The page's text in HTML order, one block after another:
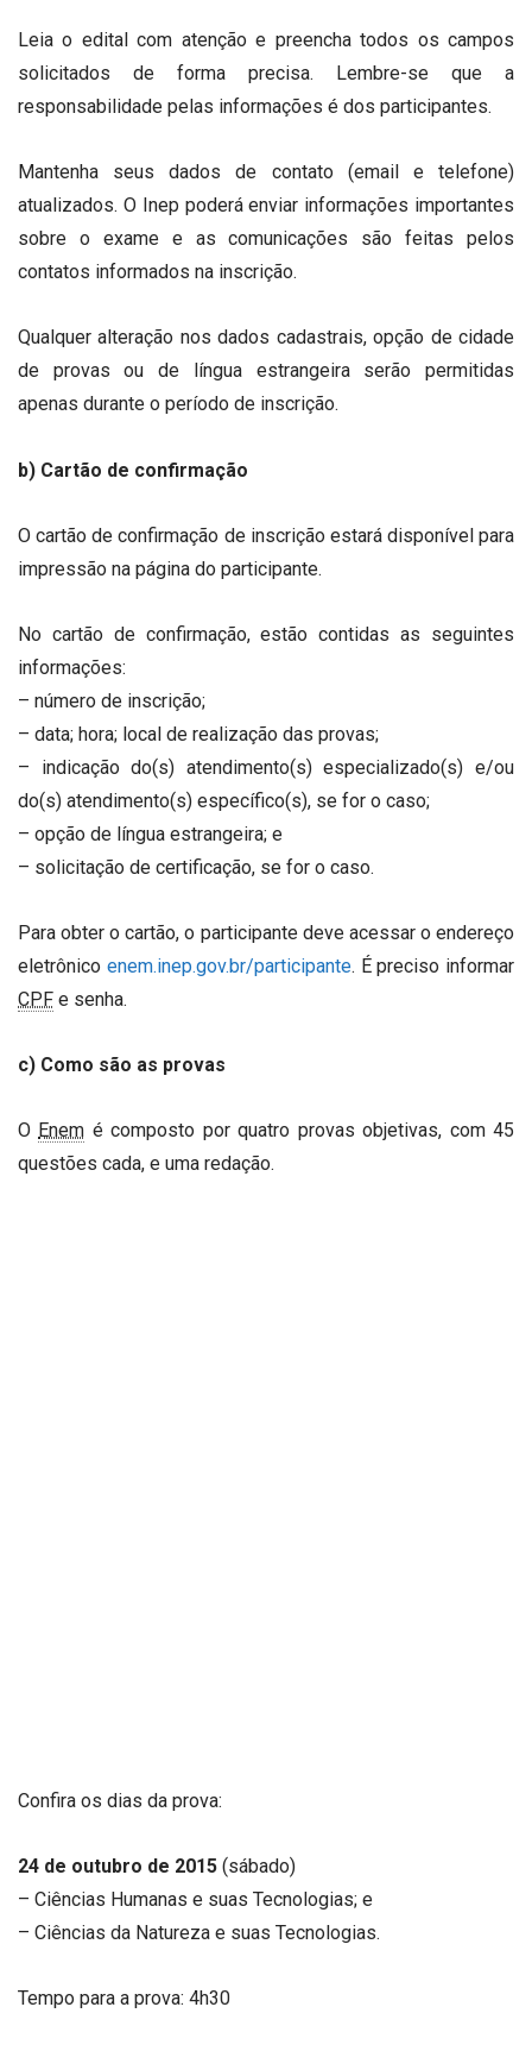
Leia o edital com atenção e preencha todos os campos
solicitados de forma precisa. Lembre-se que a
responsabilidade pelas informações é dos participantes.
Mantenha seus dados de contato (email e telefone)
atualizados. O Inep poderá enviar informações importantes
sobre o exame e as comunicações são feitas pelos
contatos informados na inscrição.
Qualquer alteração nos dados cadastrais, opção de cidade
de provas ou de língua estrangeira serão permitidas
apenas durante o período de inscrição.
b) Cartão de confirmação
O cartão de confirmação de inscrição estará disponível para
impressão na página do participante.
No cartão de confirmação, estão contidas as seguintes
informações:
– número de inscrição;
– data; hora; local de realização das provas;
– indicação do(s) atendimento(s) especializado(s) e/ou
do(s) atendimento(s) específico(s), se for o caso;
– opção de língua estrangeira; e
– solicitação de certificação, se for o caso.
Para obter o cartão, o participante deve acessar o endereço
eletrônico enem.inep.gov.br/participante. É preciso informar
CPF e senha.
c) Como são as provas
O Enem é composto por quatro provas objetivas, com 45
questões cada, e uma redação.
Confira os dias da prova:
24 de outubro de 2015 (sábado)
– Ciências Humanas e suas Tecnologias; e
– Ciências da Natureza e suas Tecnologias.
Tempo para a prova: 4h30